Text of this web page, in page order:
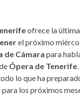
ofrece la
el próximo
de Cámara para
Ópera de Tenerife
lo que ha
los próximos